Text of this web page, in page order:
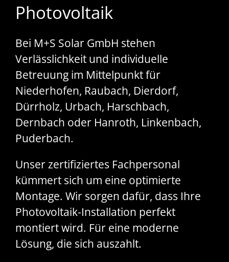
Photovoltaik
Bei M+S Solar GmbH stehen
Verlässlichkeit und individuelle
Betreuung im Mittelpunkt für
Niederhofen, Raubach, Dierdorf,
Dürrholz, Urbach, Harschbach,
Dernbach oder Hanroth, Linkenbach,
Puderbach.
Unser zertifiziertes Fachpersonal
kümmert sich um eine optimierte
Montage. Wir sorgen dafür, dass Ihre
Photovoltaik-Installation perfekt
montiert wird. Für eine moderne
Lösung, die sich auszahlt.